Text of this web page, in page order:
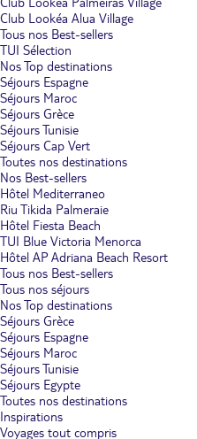
Club Lookéa Alua Village
Tous nos Best-sellers
TUI Sélection
Nos Top destinations
Séjours Espagne
Séjours Maroc
Séjours Grèce
Séjours Tunisie
Séjours Cap Vert
Toutes nos destinations
Nos Best-sellers
Hôtel Mediterraneo
Riu Tikida Palmeraie
Hôtel Fiesta Beach
TUI Blue Victoria Menorca
Hôtel AP Adriana Beach Resort
Tous nos Best-sellers
Tous nos séjours
Nos Top destinations
Séjours Grèce
Séjours Espagne
Séjours Maroc
Séjours Tunisie
Séjours Egypte
Toutes nos destinations
Inspirations
Voyages tout compris